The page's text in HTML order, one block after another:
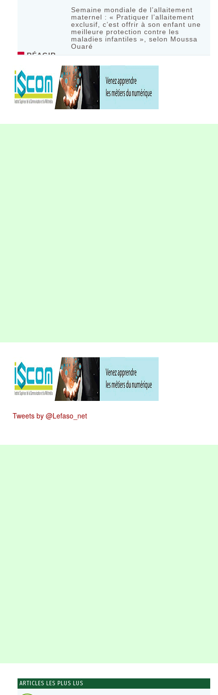
Semaine mondiale de l’allaitement
maternel : « Pratiquer l’allaitement
exclusif, c’est offrir à son enfant une
meilleure protection contre les
maladies infantiles », selon Moussa
Ouaré
RÉAGIR
Tweets by @Lefaso_net
ARTICLES LES PLUS LUS